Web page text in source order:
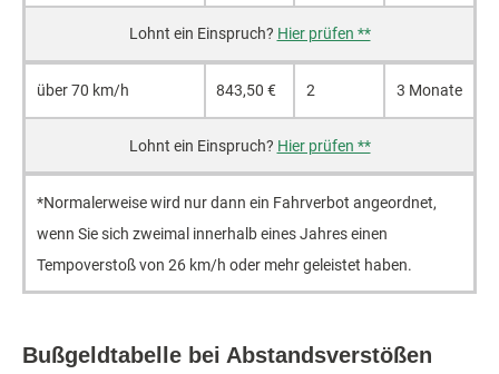
Hier prüfen **
über 70 km/h 843,50 € 2 3 Monate
Hier prüfen **
*Normalerweise wird nur dann ein Fahrverbot angeordnet,
wenn Sie sich zweimal innerhalb eines Jahres einen
Tempoverstoß von 26 km/h oder mehr geleistet haben.
Bußgeldtabelle bei Abstandsverstößen